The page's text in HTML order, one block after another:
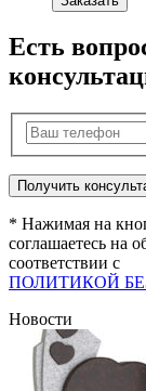
Есть
* Нажимая на
соглашаетесь на
соответствии с
ПОЛИТИКОЙ
Новости